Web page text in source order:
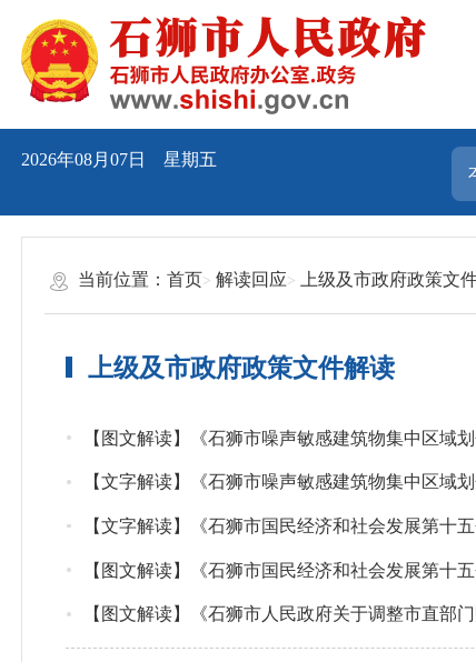
2026年08月07日 星期五
当前位置：首页 解读回应 上级及市政府政策文
上级及市政府政策文件解读
【图文解读】《石狮市噪声敏感建筑物集中区域
【文字解读】《石狮市噪声敏感建筑物集中区域
【文字解读】《石狮市国民经济和社会发展第十
【图文解读】《石狮市国民经济和社会发展第十
【图文解读】《石狮市人民政府关于调整市直部